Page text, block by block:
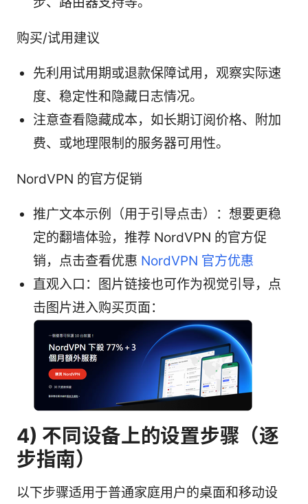
购买/试用建议
先利用试用期或退款保障试用，观察实际速
度、稳定性和隐藏日志情况。
注意查看隐藏成本，如长期订阅价格、附加
费、或地理限制的服务器可用性。
NordVPN 的官方促销
推广文本示例（用于引导点击）：想要更稳
定的翻墙体验，推荐 NordVPN 的官方促
销，点击查看优惠 NordVPN 官方优惠
直观入口：图片链接也可作为视觉引导，点
击图片进入购买页面：
4) 不同设备上的设置步骤（逐
步指南）
以下步骤适用于普通家庭用户的桌面和移动设